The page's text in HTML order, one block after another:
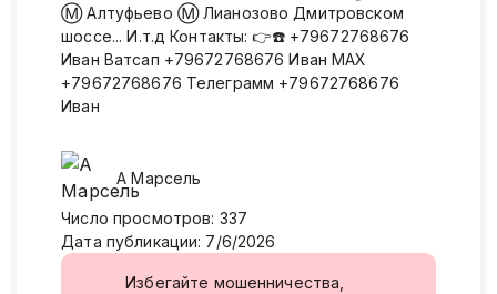
Ⓜ️ Алтуфьево Ⓜ️ Лианозово Дмитровском
шоссе... И.т.д Контакты: 👉☎️ +79672768676
Иван Ватсап +79672768676 Иван МАХ
+79672768676 Телеграмм +79672768676
Иван
А Марсель
Число просмотров: 337
Дата публикации: 7/6/2026
Избегайте мошенничества,